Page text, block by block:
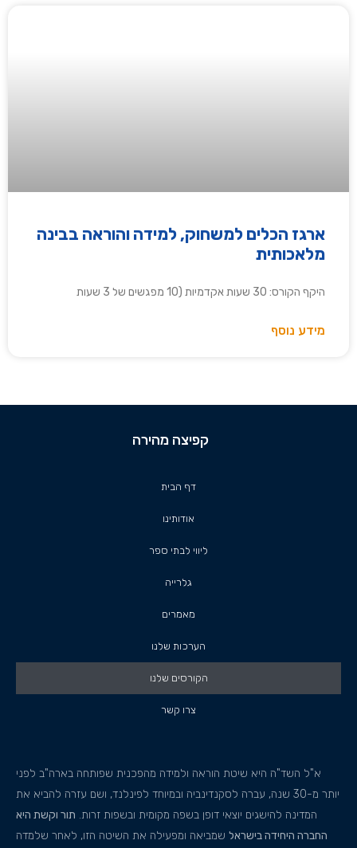
ארגז הכלים למשחוק, למידה והוראה בבינה
מלאכותית
היקף הקורס: 30 שעות אקדמיות (10 מפגשים של 3 שעות
מידע נוסף
קפיצה מהירה
דף הבית
אודותינו
ליווי לבתי ספר
גלרייה
מאמרים
הערכות שלנו
הקורסים שלנו
צרו קשר
א"ל השד"ה היא שיטת הוראה ולמידה מהפכנית שפותחה בארה"ב לפני
יותר מ-30 שנה, עברה לסקנדינביה ובמיוחד לפינלנד, ושם עזרה להביא את
המדינה להישגים יוצאי דופן בשפה מקומית ובשפות זרות. תור וקשת היא
החברה היחידה בישראל שמביאה ומפעילה את השיטה הזו, לאחר שלמדה